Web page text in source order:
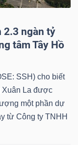
2.3 ngàn tỷ
tâm Tây Hồ
SSH) cho biết
Xuân La được
một phần dự
từ Công ty TNHH